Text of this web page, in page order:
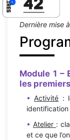
Dernière mise
Module 1 –
les
Activité :
identification
Atelier :
et ce que